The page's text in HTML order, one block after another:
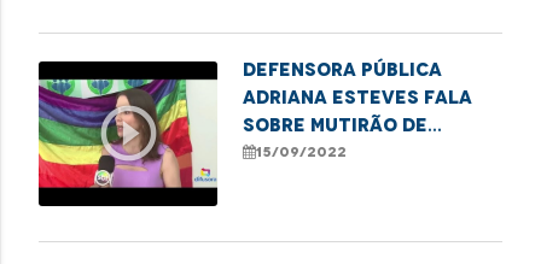
play_circle_outline
Defensora Pública
Adriana Esteves fala
sobre mutirão de
retificação de nomes
Açailândia.
15/09/2022